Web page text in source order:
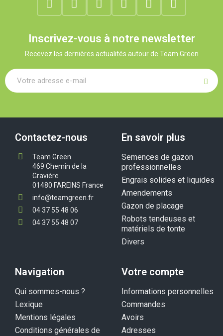
Inscrivez-vous à notre newsletter
Recevez les dernières actualités autour de Team Green
Contactez-nous
Team Green
469 Chemin de la
Gravière
01480 FAREINS France
info@teamgreen.fr
04 37 55 48 06
04 37 55 48 07
En savoir plus
Semences de gazon
professionnelles
Engrais solides et liquides
Amendements
Gazon de placage
Robots tendeuses et
matériels de tonte
Divers
Navigation
Qui sommes-nous ?
Lexique
Mentions légales
Conditions générales de
Votre compte
Informations personnelles
Commandes
Avoirs
Adresses